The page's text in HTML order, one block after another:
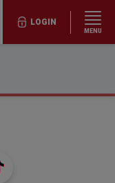
LOGIN
MENU